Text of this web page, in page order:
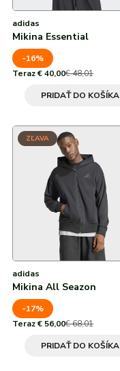
adidas
Mikina Essential
-16%
Teraz € 40,00€ 48,01
PRIDAŤ DO KOŠÍKA
ZĽAVA
adidas
Mikina All Seazon
-17%
Teraz € 56,00€ 68,01
PRIDAŤ DO KOŠÍKA